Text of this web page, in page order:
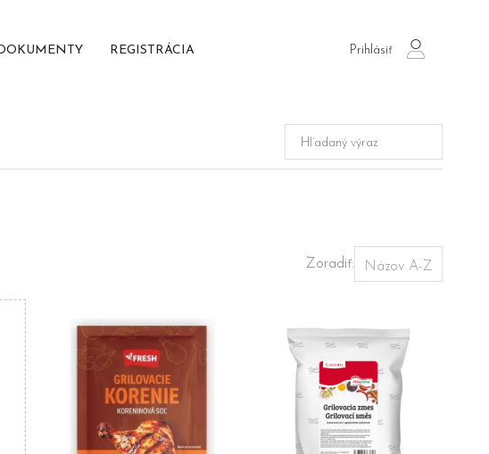
REGISTRÁCIA Prihlásiť
login
Zoradiť: